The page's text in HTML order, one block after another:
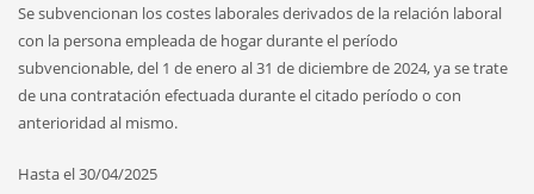
Se subvencionan los costes laborales derivados de la relación laboral
con la persona empleada de hogar durante el período
subvencionable, del 1 de enero al 31 de diciembre de 2024, ya se trate
de una contratación efectuada durante el citado período o con
anterioridad al mismo.
Hasta el 30/04/2025